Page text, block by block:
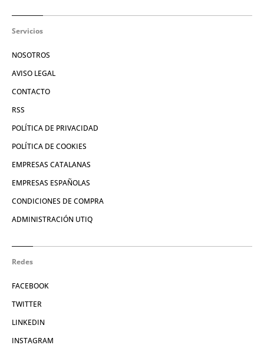
Servicios
NOSOTROS
AVISO LEGAL
CONTACTO
RSS
POLÍTICA DE PRIVACIDAD
POLÍTICA DE COOKIES
EMPRESAS CATALANAS
EMPRESAS ESPAÑOLAS
CONDICIONES DE COMPRA
ADMINISTRACIÓN UTIQ
Redes
FACEBOOK
TWITTER
LINKEDIN
INSTAGRAM